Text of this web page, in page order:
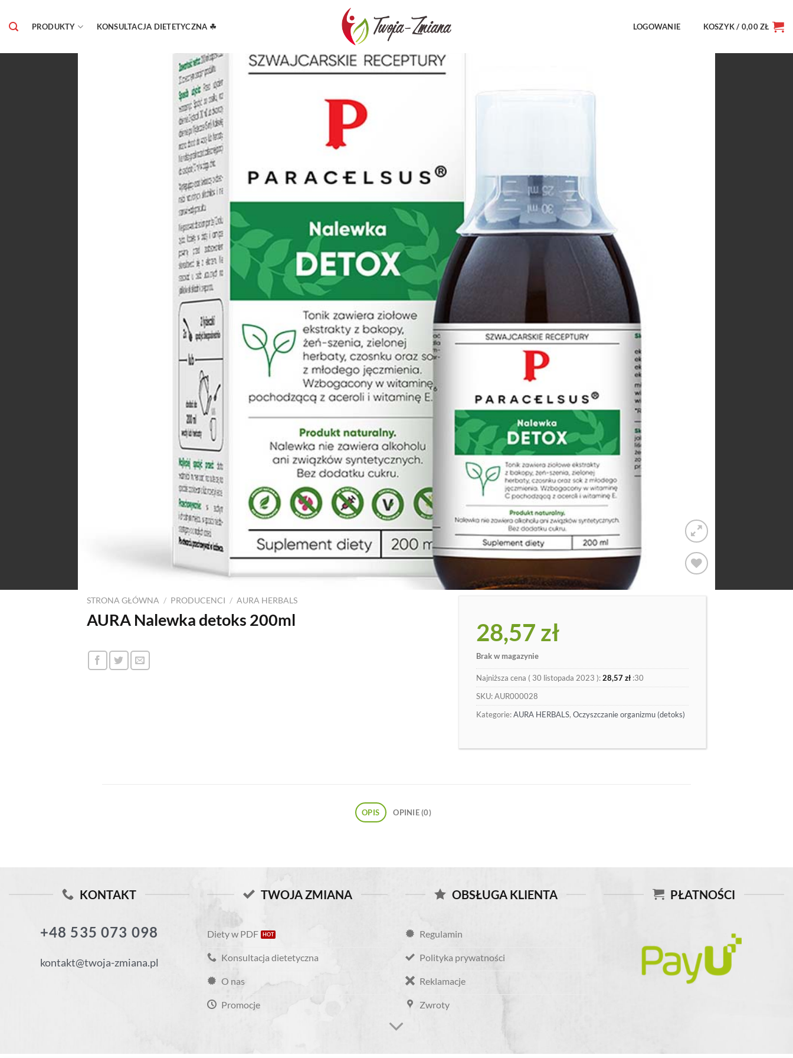
TWOJA-
ZMIANA.PL
PRODUKTY KONSULTACJA DIETETYCZNA ☘ LOGOWANIE KOSZYK / 0,00ZŁ
STRONA GŁÓWNA / PRODUCENCI / AURA HERBALS
AURA Nalewka detoks 200ml 28,57 zł
Brak w magazynie
Najniższa cena ( 30 listopada 2023 ):28,57zł :30
SKU:AUR000028
Kategorie:AURA HERBALS, Oczyszczanie organizmu (detoks)
OPIS OPINIE (0)
KONTAKT
+48 535 073 098
kontakt@twoja-zmiana.pl
TWOJA ZMIANA
Diety w PDF
Konsultacja dietetyczna
O nas
Promocje
OBSŁUGA KLIENTA
Regulamin
Polityka prywatności
Reklamacje
Zwroty
PŁATNOŚCI